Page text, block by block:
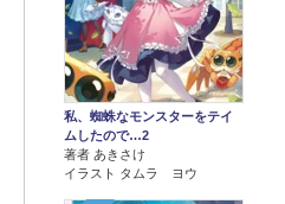
私、蜘蛛なモンスターをテイ
ムしたので…2
著者 あきさけ
イラスト タムラ ヨウ